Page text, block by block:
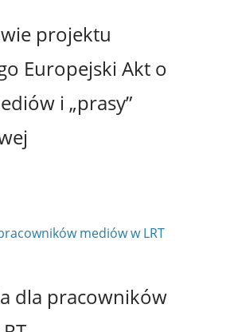
projektu
Europejski Akt o
i „prasy”
dla pracowników